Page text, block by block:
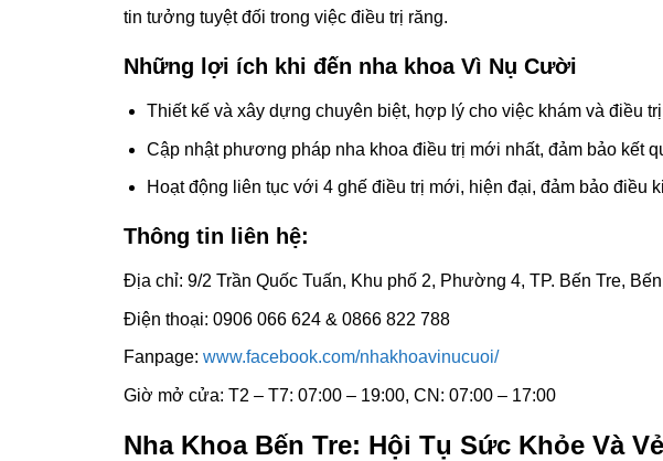
tin tưởng tuyệt đối trong việc điều trị răng.
Những lợi ích khi đến nha khoa Vì Nụ Cười
Thiết kế và xây dựng chuyên biệt, hợp lý cho việc khám và điều
Cập nhật phương pháp nha khoa điều trị mới nhất, đảm bảo kết
Hoạt động liên tục với 4 ghế điều trị mới, hiện đại, đảm bảo điều
Thông tin liên hệ:
Địa chỉ: 9/2 Trần Quốc Tuấn, Khu phố 2, Phường 4, TP. Bến Tre,
Điện thoại: 0906 066 624 & 0866 822 788
Fanpage: www.facebook.com/nhakhoavinucuoi/
Giờ mở cửa: T2 – T7: 07:00 – 19:00, CN: 07:00 – 17:00
Nha Khoa Bến Tre: Hội Tụ Sức Khỏe Và